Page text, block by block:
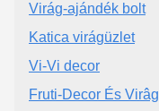
Virág-ajándék bolt
Katica virágüzlet
Vi-Vi decor
Fruti-Decor És Virâg